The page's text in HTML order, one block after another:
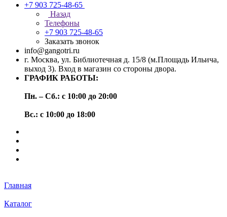
+7 903 725-48-65
Назад
Телефоны
+7 903 725-48-65
Заказать звонок
info@gangotri.ru
г. Москва, ул. Библиотечная д. 15/8 (м.Площадь Ильича,
выход 3). Вход в магазин со стороны двора.
ГРАФИК РАБОТЫ:
Пн. – Сб.: с 10:00 до 20:00
Вс.: с 10:00 до 18:00
Главная
Каталог